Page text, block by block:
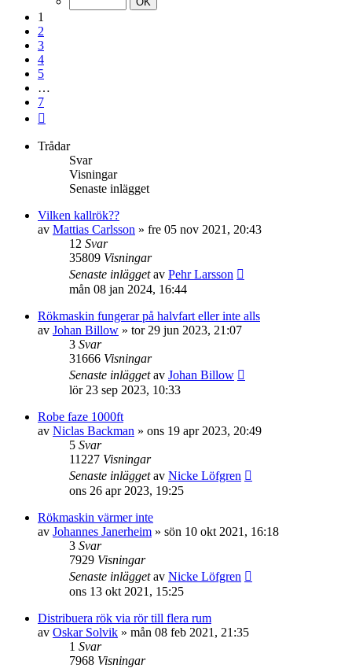
1
2
3
4
5
…
7
Trådar
Svar
Visningar
Senaste inlägget
Vilken kallrök??
av Mattias Carlsson » fre 05 nov 2021, 20:43
12 Svar
35809 Visningar
Senaste inläggetav Pehr Larsson
mån 08 jan 2024, 16:44
Rökmaskin fungerar på halvfart eller inte alls
av Johan Billow » tor 29 jun 2023, 21:07
3 Svar
31666 Visningar
Senaste inläggetav Johan Billow
lör 23 sep 2023, 10:33
Robe faze 1000ft
av Niclas Backman » ons 19 apr 2023, 20:49
5 Svar
11227 Visningar
Senaste inläggetav Nicke Löfgren
ons 26 apr 2023, 19:25
Rökmaskin värmer inte
av Johannes Janerheim » sön 10 okt 2021, 16:18
3 Svar
7929 Visningar
Senaste inläggetav Nicke Löfgren
ons 13 okt 2021, 15:25
Distribuera rök via rör till flera rum
av Oskar Solvik » mån 08 feb 2021, 21:35
1 Svar
7968 Visningar